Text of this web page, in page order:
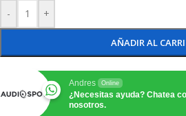
- +
AÑADIR AL
Andres Online
¿Necesitas ayuda? Chatea
nosotros.